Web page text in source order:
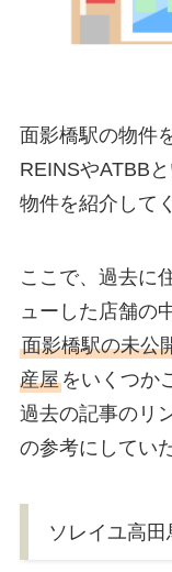
面影橋駅の物件
REINSやATBB
物件を紹介して
ここで、過去に
ューした店舗の
面影橋駅の未公
産屋をいくつか
過去の記事のリ
の参考にしてい
ソレイユ高田